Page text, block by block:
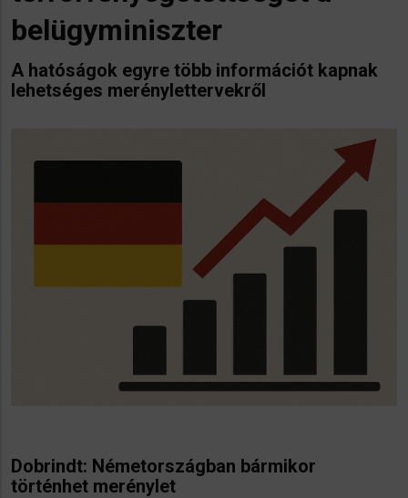
belügyminiszter
A hatóságok egyre több információt kapnak
lehetséges merénylettervekről
Dobrindt: Németországban bármikor
történhet merénylet